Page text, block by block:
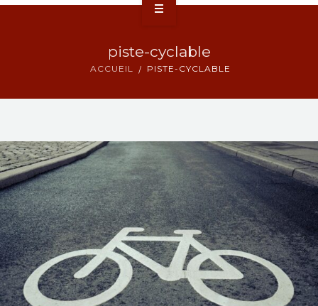
NOS ACTIONS
CONTACT
piste-cyclable
ACCUEIL PISTE-CYCLABLE